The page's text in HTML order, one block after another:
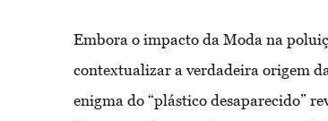
Embora o impacto da Moda na
contextualizar a verdadeira origem
enigma do “plástico desaparecido”